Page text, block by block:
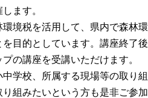
ます。
境税を活用して、県内で森林
目的としています。講座終了
の講座を受講いただけます。
学校、所属する現場等の取り
組みたいという方も是非ご参